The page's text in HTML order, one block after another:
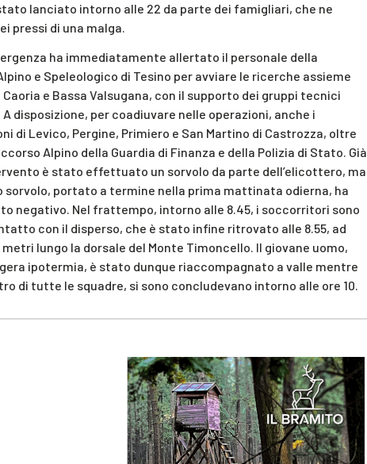
lanciato intorno alle 22 da parte dei famigliari, che ne
pressi di una malga.
ha immediatamente allertato il personale della
e Speleologico di Tesino per avviare le ricerche assieme
e Bassa Valsugana, con il supporto dei gruppi tecnici
disposizione, per coadiuvare nelle operazioni, anche i
di Levico, Pergine, Primiero e San Martino di Castrozza, oltre
Alpino della Guardia di Finanza e della Polizia di Stato. Già
è stato effettuato un sorvolo da parte dell’elicottero, ma
sorvolo, portato a termine nella prima mattinata odierna, ha
negativo. Nel frattempo, intorno alle 8.45, i soccorritori sono
con il disperso, che è stato infine ritrovato alle 8.55, ad
lungo la dorsale del Monte Timoncello. Il giovane uomo,
ipotermia, è stato dunque riaccompagnato a valle mentre
di tutte le squadre, si sono concludevano intorno alle ore 10.